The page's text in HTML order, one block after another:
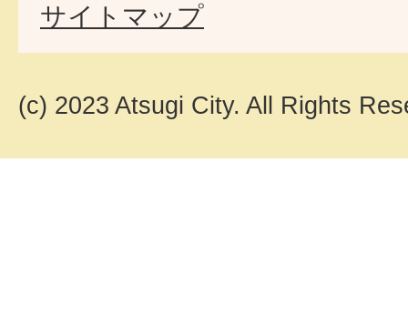
サイトマップ
(c) 2023 Atsugi City. All Rights